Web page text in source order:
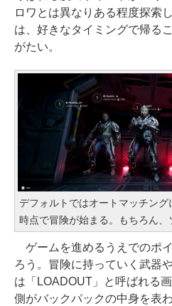
ロワとは異なりある程度探索
は、好きなタイミングで帰る
がたい。
デフォルトではオートマッチン
時点で冒険が始まる。もちろん
ゲームを進めるうえでのポ
ろう。冒険に持っていく武器
は「LOADOUT」と呼ばれる
側がバックパックの中身を表